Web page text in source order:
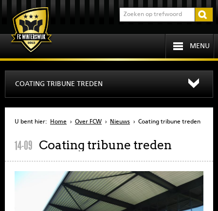
MENU
COATING TRIBUNE TREDEN
U bent hier: Home › Over FCW › Nieuws › Coating tribune treden
14-09 Coating tribune treden